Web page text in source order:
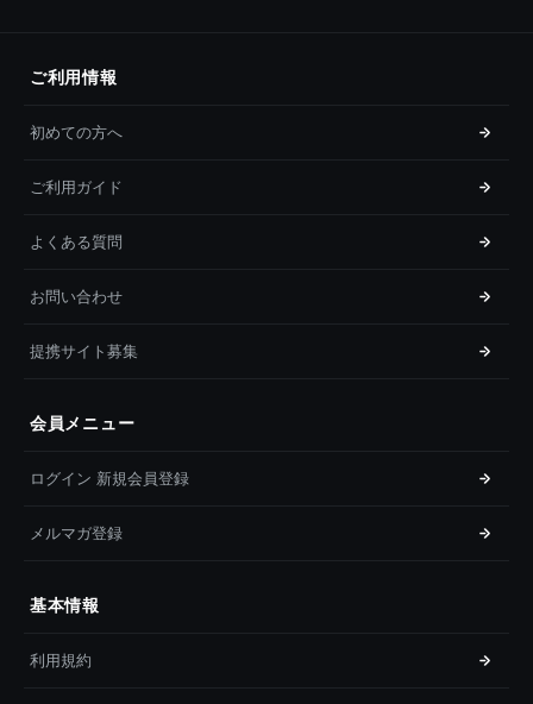
ご利用情報
初めての方へ
ご利用ガイド
よくある質問
お問い合わせ
提携サイト募集
会員メニュー
ログイン 新規会員登録
メルマガ登録
基本情報
利用規約